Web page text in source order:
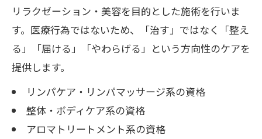
リラクゼーション・美容を目的とした施術を行いま
す。医療行為ではないため、「治す」ではなく「整え
る」「届ける」「やわらげる」という方向性のケアを
提供します。
リンパケア・リンパマッサージ系の資格
整体・ボディケア系の資格
アロマトリートメント系の資格